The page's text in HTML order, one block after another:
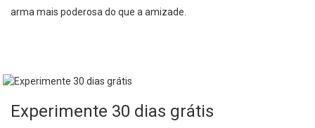
arma mais poderosa do que a amizade.
Experimente 30 dias grátis